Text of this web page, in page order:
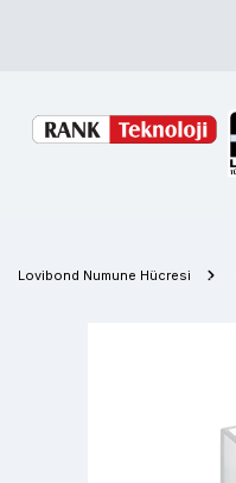
Lovibond Numune Hücresi